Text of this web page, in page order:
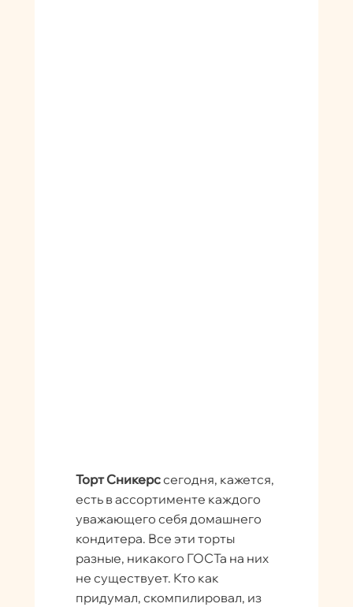
Торт Сникерссегодня, кажется,
есть в ассортименте каждого
уважающего себя домашнего
кондитера. Все эти торты
разные, никакого ГОСТа на них
не существует. Кто как
придумал, скомпилировал, из